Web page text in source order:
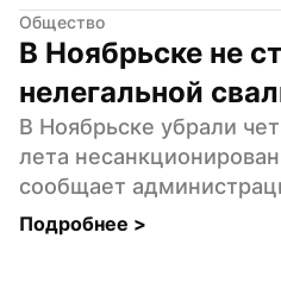
Общество
В Ноябрьске не
нелегальной
В Ноябрьске убрали
лета
сообщает
Подробнее >